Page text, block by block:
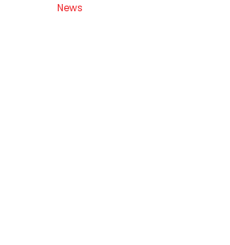
News